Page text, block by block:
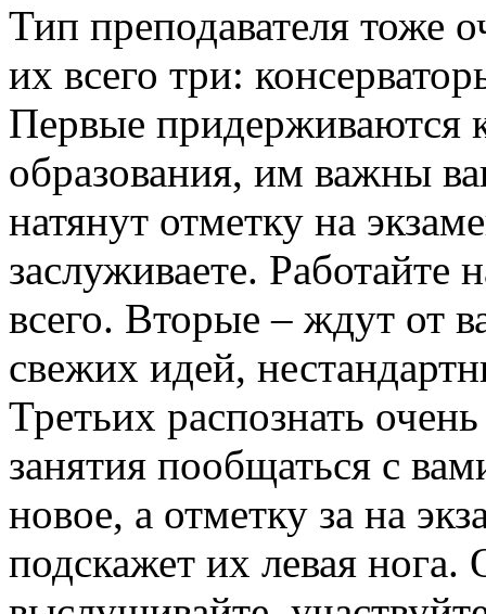
Тип преподавателя тоже
их всего три:
Первые придерживаются
образования, им важны
натянут отметку на
заслуживаете.
всего. Вторые – ждут от
свежих идей,
Третьих распознать
занятия пообщаться с
новое, а отметку за на
подскажет их левая